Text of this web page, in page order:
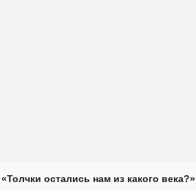
остались нам из какого века?»